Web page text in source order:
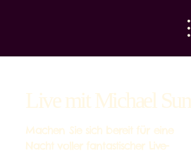
Live mit Michael Sun
Machen Sie sich bereit für eine
Nacht voller fantastischer Live-